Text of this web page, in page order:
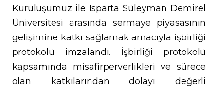
Kuruluşumuz ile Isparta Süleyman Demirel
Üniversitesi arasında sermaye piyasasının
gelişimine katkı sağlamak amacıyla işbirliği
protokolü imzalandı. İşbirliği protokolü
kapsamında misafirperverlikleri ve sürece
olan katkılarından dolayı değerli